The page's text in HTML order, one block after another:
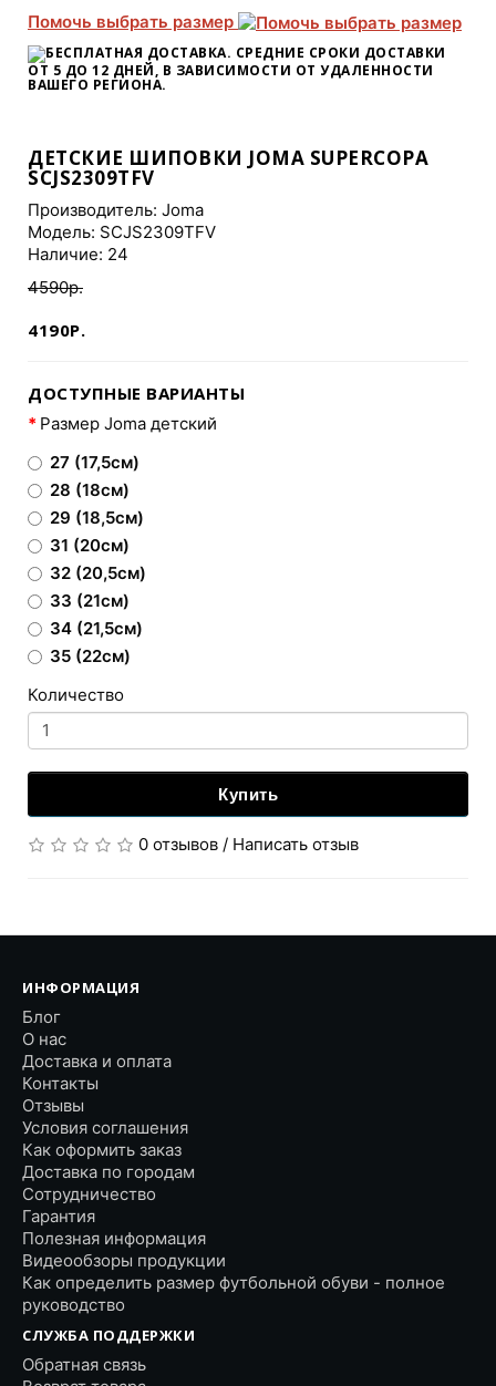
Помочь выбрать размер
БЕСПЛАТНАЯ ДОСТАВКА. СРЕДНИЕ СРОКИ ДОСТАВКИ
ОТ 5 ДО 12 ДНЕЙ, В ЗАВИСИМОСТИ ОТ УДАЛЕННОСТИ
ВАШЕГО РЕГИОНА.
ДЕТСКИЕ ШИПОВКИ JOMA SUPERCOPA
SCJS2309TFV
Производитель: Joma
Модель: SCJS2309TFV
Наличие: 24
4590р.
4190Р.
ДОСТУПНЫЕ ВАРИАНТЫ
Размер Joma детский
27 (17,5см)
28 (18см)
29 (18,5см)
31 (20см)
32 (20,5см)
33 (21см)
34 (21,5см)
35 (22см)
Количество
Купить
0 отзывов / Написать отзыв
ИНФОРМАЦИЯ
Блог
О нас
Доставка и оплата
Контакты
Отзывы
Условия соглашения
Как оформить заказ
Доставка по городам
Сотрудничество
Гарантия
Полезная информация
Видеообзоры продукции
Как определить размер футбольной обуви - полное
руководство
СЛУЖБА ПОДДЕРЖКИ
Обратная связь